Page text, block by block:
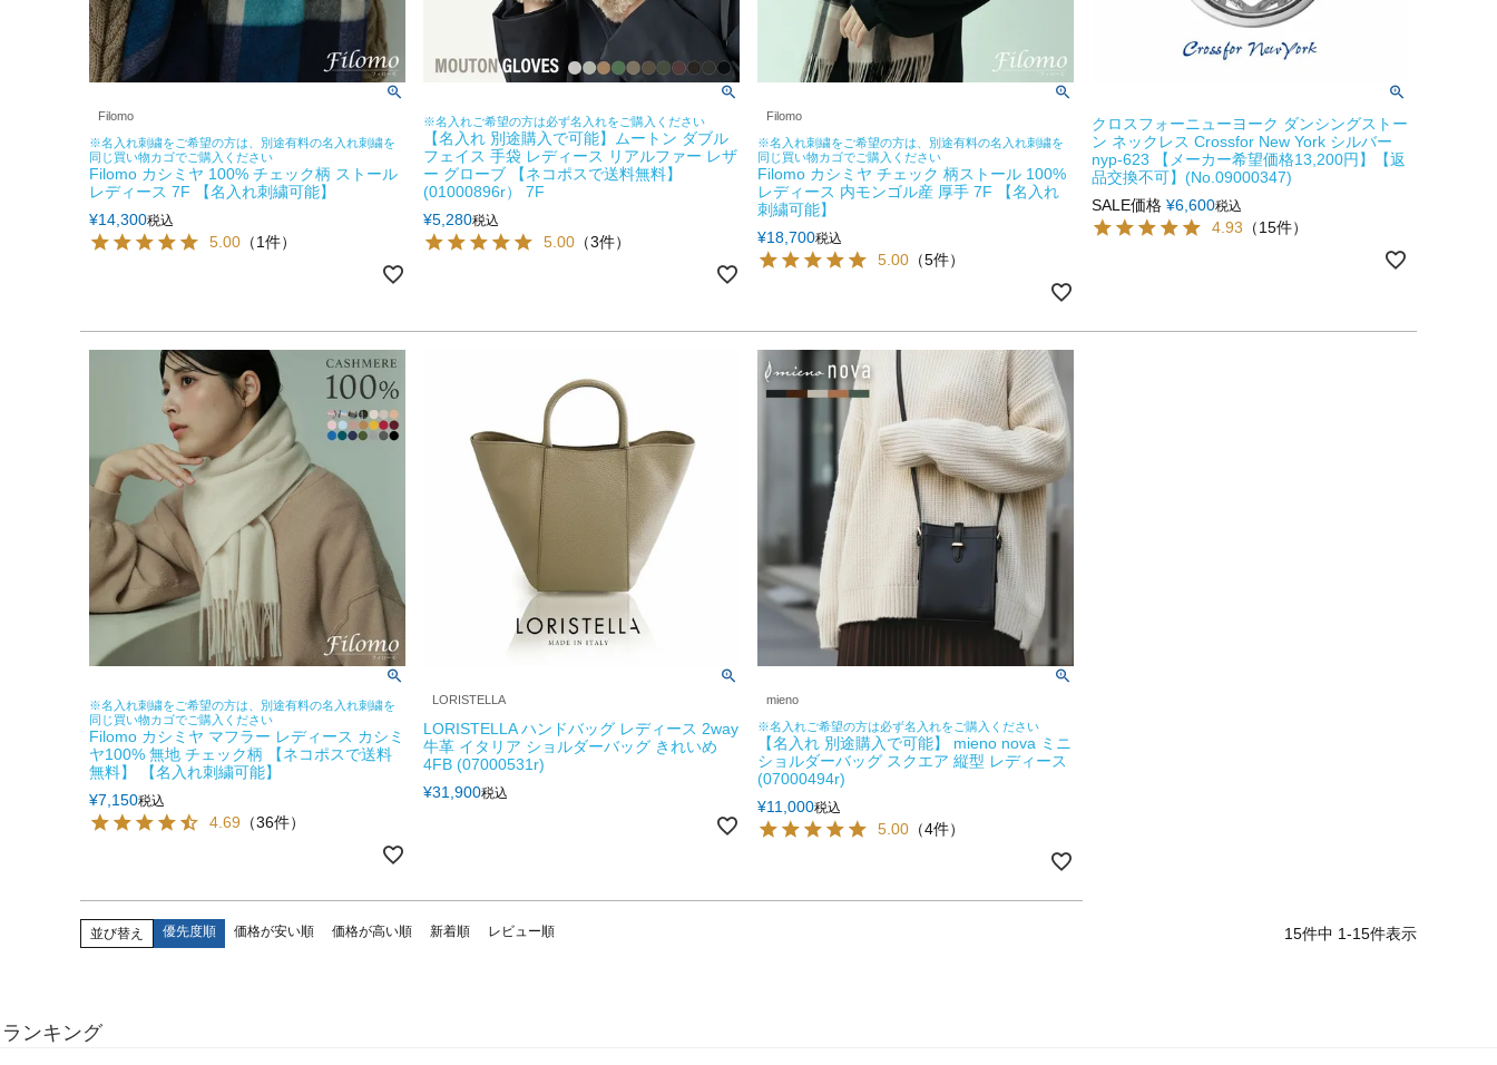
Filomo
※名入れ刺繍をご希望の方は、別途有料の名入れ刺繍を
同じ買い物カゴでご購入ください
Filomo カシミヤ 100% チェック柄 ストール
レディース 7F 【名入れ刺繍可能】
¥14,300税込
5.00 （1件）
※名入れご希望の方は必ず名入れをご購入ください
【名入れ 別途購入で可能】ムートン ダブル
フェイス 手袋 レディース リアルファー レザ
ー グローブ 【ネコポスで送料無料】
(01000896r） 7F
¥5,280税込
5.00 （3件）
Filomo
※名入れ刺繍をご希望の方は、別途有料の名入れ刺繍を
同じ買い物カゴでご購入ください
Filomo カシミヤ チェック 柄ストール 100%
レディース 内モンゴル産 厚手 7F 【名入れ
刺繍可能】
¥18,700税込
5.00 （5件）
クロスフォーニューヨーク ダンシングストー
ン ネックレス Crossfor New York シルバー
nyp-623 【メーカー希望価格13,200円】【返
品交換不可】(No.09000347)
SALE価格 ¥6,600税込
4.93 （15件）
※名入れ刺繍をご希望の方は、別途有料の名入れ刺繍を
同じ買い物カゴでご購入ください
Filomo カシミヤ マフラー レディース カシミ
ヤ100% 無地 チェック柄 【ネコポスで送料
無料】 【名入れ刺繍可能】
¥7,150税込
4.69 （36件）
LORISTELLA
LORISTELLA ハンドバッグ レディース 2way
牛革 イタリア ショルダーバッグ きれいめ
4FB (07000531r)
¥31,900税込
mieno
※名入れご希望の方は必ず名入れをご購入ください
【名入れ 別途購入で可能】 mieno nova ミニ
ショルダーバッグ スクエア 縦型 レディース
(07000494r)
¥11,000税込
5.00 （4件）
並び替え 優先度順 価格が安い順 価格が高い順 新着順 レビュー順 15件中 1-15件表示
ランキング